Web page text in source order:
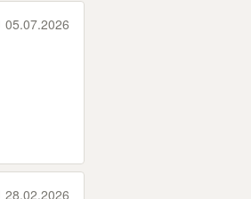
05.07.2026
28.02.2026